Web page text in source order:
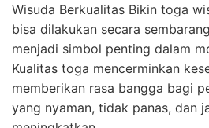
Wisuda Berkualitas Bikin toga
bisa dilakukan secara
menjadi simbol penting dalam
Kualitas toga mencerminkan
memberikan rasa bangga bagi
yang nyaman, tidak panas, dan